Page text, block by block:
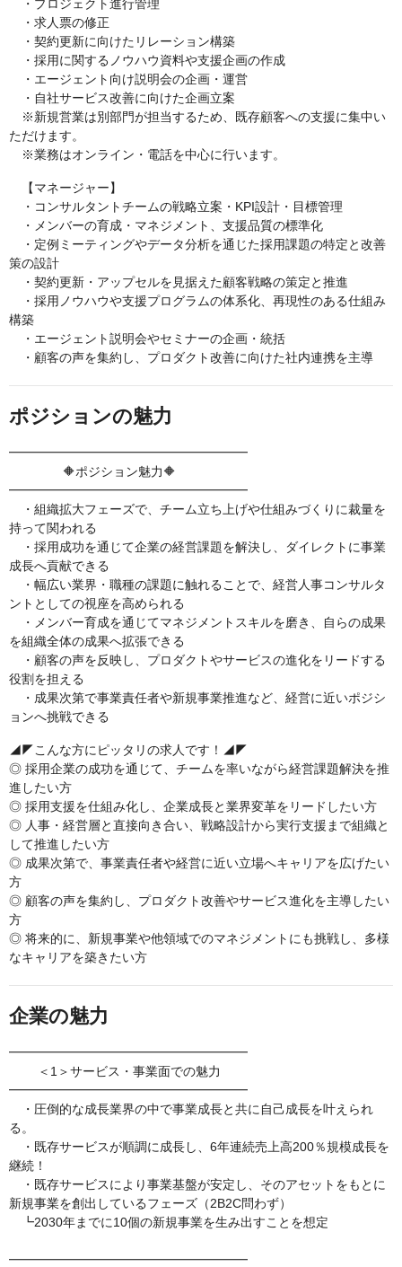
・プロジェクト進行管理
・求人票の修正
・契約更新に向けたリレーション構築
・採用に関するノウハウ資料や支援企画の作成
・エージェント向け説明会の企画・運営
・自社サービス改善に向けた企画立案
※新規営業は別部門が担当するため、既存顧客への支援に集中い
ただけます。
※業務はオンライン・電話を中心に行います。
【マネージャー】
・コンサルタントチームの戦略立案・KPI設計・目標管理
・メンバーの育成・マネジメント、支援品質の標準化
・定例ミーティングやデータ分析を通じた採用課題の特定と改善
策の設計
・契約更新・アップセルを見据えた顧客戦略の策定と推進
・採用ノウハウや支援プログラムの体系化、再現性のある仕組み
構築
・エージェント説明会やセミナーの企画・統括
・顧客の声を集約し、プロダクト改善に向けた社内連携を主導
ポジションの魅力
━━━━━━━━━━━━━━━━━━━
🔶ポジション魅力🔶
━━━━━━━━━━━━━━━━━━━
・組織拡大フェーズで、チーム立ち上げや仕組みづくりに裁量を
持って関われる
・採用成功を通じて企業の経営課題を解決し、ダイレクトに事業
成長へ貢献できる
・幅広い業界・職種の課題に触れることで、経営人事コンサルタ
ントとしての視座を高められる
・メンバー育成を通じてマネジメントスキルを磨き、自らの成果
を組織全体の成果へ拡張できる
・顧客の声を反映し、プロダクトやサービスの進化をリードする
役割を担える
・成果次第で事業責任者や新規事業推進など、経営に近いポジシ
ョンへ挑戦できる
◢◤こんな方にピッタリの求人です！◢◤
◎ 採用企業の成功を通じて、チームを率いながら経営課題解決を推
進したい方
◎ 採用支援を仕組み化し、企業成長と業界変革をリードしたい方
◎ 人事・経営層と直接向き合い、戦略設計から実行支援まで組織と
して推進したい方
◎ 成果次第で、事業責任者や経営に近い立場へキャリアを広げたい
方
◎ 顧客の声を集約し、プロダクト改善やサービス進化を主導したい
方
◎ 将来的に、新規事業や他領域でのマネジメントにも挑戦し、多様
なキャリアを築きたい方
企業の魅力
━━━━━━━━━━━━━━━━━━━
＜1＞サービス・事業面での魅力
━━━━━━━━━━━━━━━━━━━
・圧倒的な成長業界の中で事業成長と共に自己成長を叶えられ
る。
・既存サービスが順調に成長し、6年連続売上高200％規模成長を
継続！
・既存サービスにより事業基盤が安定し、そのアセットをもとに
新規事業を創出しているフェーズ（2B2C問わず）
┗2030年までに10個の新規事業を生み出すことを想定
━━━━━━━━━━━━━━━━━━━